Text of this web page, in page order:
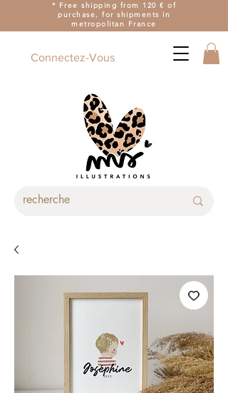
* Free shipping from 120 € of
purchase, for shipments in
metropolitan France
Connectez-Vous